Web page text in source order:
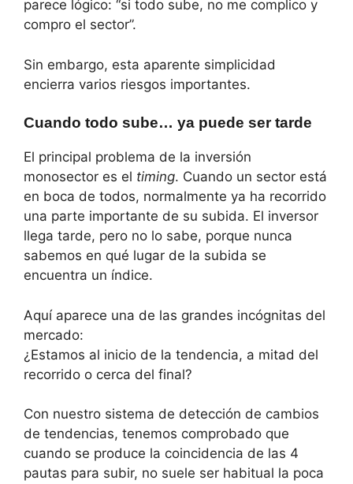
parece lógico: “si todo sube, no me complico y
compro el sector”.
Sin embargo, esta aparente simplicidad
encierra varios riesgos importantes.
Cuando todo sube… ya puede ser tarde
El principal problema de la inversión
monosector es el timing. Cuando un sector está
en boca de todos, normalmente ya ha recorrido
una parte importante de su subida. El inversor
llega tarde, pero no lo sabe, porque nunca
sabemos en qué lugar de la subida se
encuentra un índice.
Aquí aparece una de las grandes incógnitas del
mercado:
¿Estamos al inicio de la tendencia, a mitad del
recorrido o cerca del final?
Con nuestro sistema de detección de cambios
de tendencias, tenemos comprobado que
cuando se produce la coincidencia de las 4
pautas para subir, no suele ser habitual la poca